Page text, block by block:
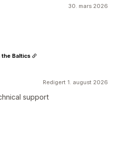
30. mars 2026
Redigert 1. august 2026
support
the Baltics